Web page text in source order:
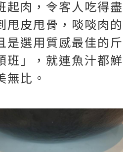
起肉，令客人吃得盡
甩皮甩骨，啖啖肉的
是選用質感最佳的斤
班」，就連魚汁都鮮
無比。